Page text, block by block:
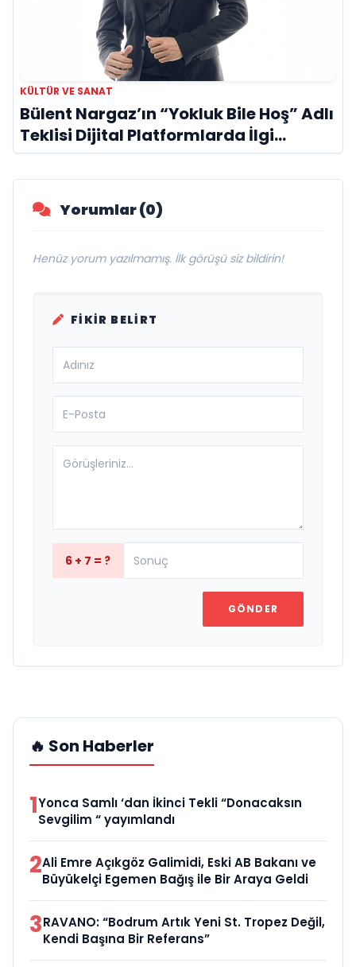
KÜLTÜR VE SANAT
Bülent Nargaz’ın “Yokluk Bile Hoş” Adlı
Teklisi Dijital Platformlarda İlgi
Görmeye Devam Ediyor
Yorumlar (0)
Henüz yorum yazılmamış. İlk görüşü siz bildirin!
FIKIR BELIRT
6 + 7 = ?
GÖNDER
🔥 Son Haberler
1Yonca Samlı ‘dan İkinci Tekli “Donacaksın
Sevgilim “ yayımlandı
2Ali Emre Açıkgöz Galimidi, Eski AB Bakanı ve
Büyükelçi Egemen Bağış ile Bir Araya Geldi
3RAVANO: “Bodrum Artık Yeni St. Tropez Değil,
Kendi Başına Bir Referans”